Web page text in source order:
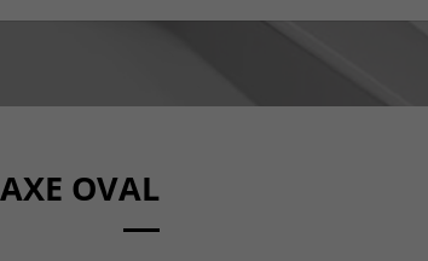
AXE OVAL